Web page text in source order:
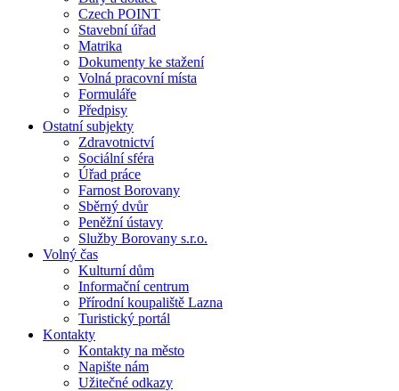
Czech POINT
Stavební úřad
Matrika
Dokumenty ke stažení
Volná pracovní místa
Formuláře
Předpisy
Ostatní subjekty
Zdravotnictví
Sociální sféra
Úřad práce
Farnost Borovany
Sběrný dvůr
Peněžní ústavy
Služby Borovany s.r.o.
Volný čas
Kulturní dům
Informační centrum
Přírodní koupaliště Lazna
Turistický portál
Kontakty
Kontakty na město
Napište nám
Užitečné odkazy